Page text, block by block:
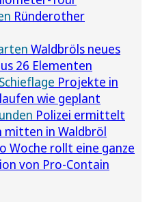
Ründerother
Waldbröls neues
26 Elementen
Projekte in
wie geplant
Polizei ermittelt
mitten in Waldbröl
Woche rollt eine ganze
von Pro-Contain